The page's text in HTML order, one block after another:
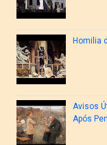
Homilia
Avisos
Após